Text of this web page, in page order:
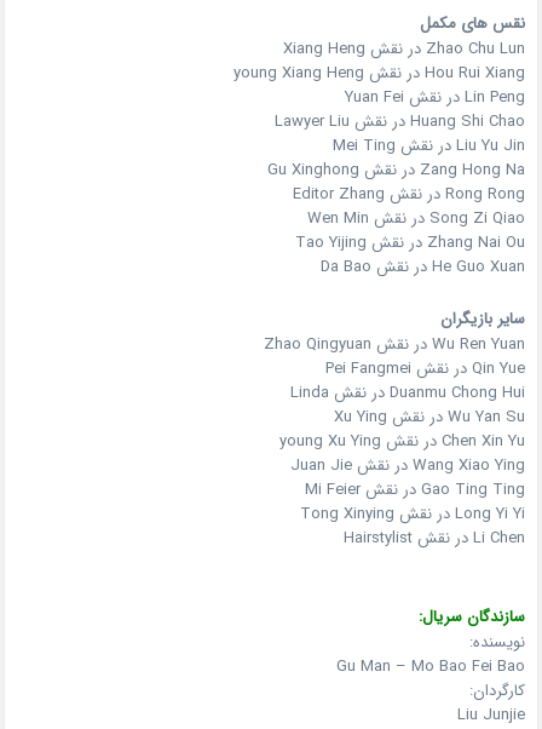
نقس های مکمل
Zhao Chu Lun در نقش Xiang Heng
Hou Rui Xiang در نقش young Xiang Heng
Lin Peng در نقش Yuan Fei
Huang Shi Chao در نقش Lawyer Liu
Liu Yu Jin در نقش Mei Ting
Zang Hong Na در نقش Gu Xinghong
Rong Rong در نقش Editor Zhang
Song Zi Qiao در نقش Wen Min
Zhang Nai Ou در نقش Tao Yijing
He Guo Xuan در نقش Da Bao
سایر بازیگران
Wu Ren Yuan در نقش Zhao Qingyuan
Qin Yue در نقش Pei Fangmei
Duanmu Chong Hui در نقش Linda
Wu Yan Su در نقش Xu Ying
Chen Xin Yu در نقش young Xu Ying
Wang Xiao Ying در نقش Juan Jie
Gao Ting Ting در نقش Mi Feier
Long Yi Yi در نقش Tong Xinying
Li Chen در نقش Hairstylist
سازندگان سریال:
نویسنده:
Gu Man – Mo Bao Fei Bao
کارگردان:
Liu Junjie